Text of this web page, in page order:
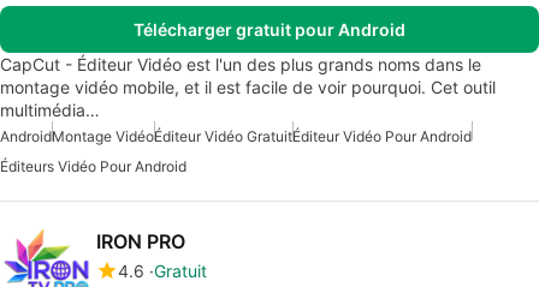
Télécharger gratuit pour Android
CapCut - Éditeur Vidéo est l'un des plus grands noms dans le
montage vidéo mobile, et il est facile de voir pourquoi. Cet outil
multimédia…
AndroidMontage VidéoÉditeur Vidéo GratuitÉditeur Vidéo Pour Android
Éditeurs Vidéo Pour Android
IRON PRO
4.6 Gratuit